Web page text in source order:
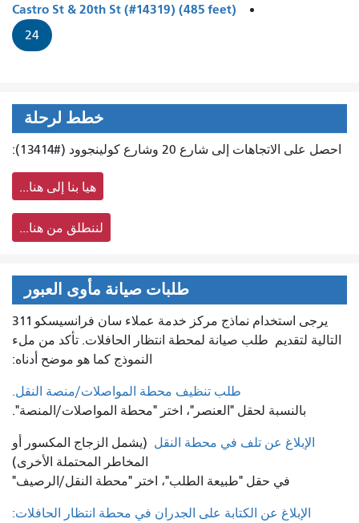
Castro St & 20th St (#14319) (485 feet)
24
خطط لرحلة
احصل على الاتجاهات إلى شارع 20 وشارع كولينجوود (#13414):
هيا بنا إلى هنا...
لننطلق من هنا...
طلبات صيانة مأوى العبور
يرجى استخدام نماذج مركز خدمة عملاء سان فرانسيسكو 311
التالية لتقديم طلب صيانة لمحطة انتظار الحافلات. تأكد من ملء
النموذج كما هو موضح أدناه:
طلب تنظيف محطة المواصلات/منصة النقل.
بالنسبة لحقل "العنصر"، اختر "محطة المواصلات/المنصة".
الإبلاغ عن تلف في محطة النقل (يشمل الزجاج المكسور أو
المخاطر المحتملة الأخرى)
في حقل "طبيعة الطلب"، اختر "محطة النقل/الرصيف"
الإبلاغ عن الكتابة على الجدران في محطة انتظار الحافلات: